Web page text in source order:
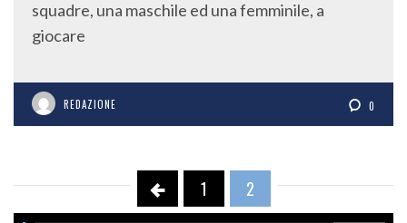
squadre, una maschile ed una femminile, a
giocare
REDAZIONE 0
1 2